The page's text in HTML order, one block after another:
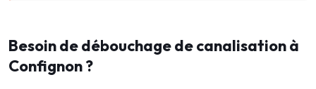
Besoin de débouchage de canalisation à
Confignon ?